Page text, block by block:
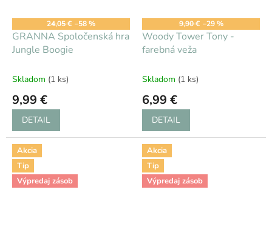
24,05 € –58 %
GRANNA Spoločenská hra
Jungle Boogie
Skladom (1 ks)
9,99 €
DETAIL
9,90 € –29 %
Woody Tower Tony -
farebná veža
Skladom (1 ks)
6,99 €
DETAIL
Akcia
Tip
Výpredaj zásob
Akcia
Tip
Výpredaj zásob